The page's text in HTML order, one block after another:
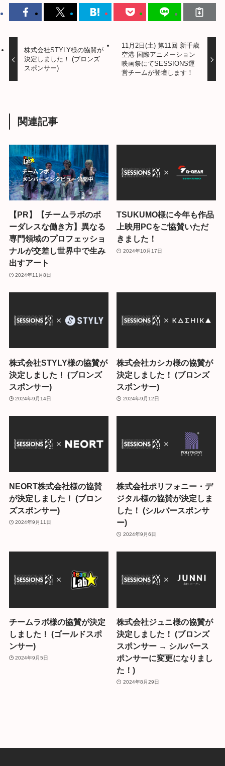
株式会社STYLY様の協賛が
決定しました！ (ブロンズ
スポンサー)
11月2日(土) 第11回 新千歳
空港 国際アニメーション
映画祭にてSESSIONS運
営チームが登壇します！
関連記事
【PR】【チームラボのボ
ーダレスな働き方】異なる
専門領域のプロフェッショ
ナルが交差し世界中で生み
出すアート
2024年11月8日
TSUKUMO様に今年も作品
上映用PCをご協賛いただ
きました！
2024年10月17日
株式会社STYLY様の協賛が
決定しました！ (ブロンズ
スポンサー)
2024年9月14日
株式会社カシカ様の協賛が
決定しました！ (ブロンズ
スポンサー)
2024年9月12日
NEORT株式会社様の協賛
が決定しました！ (ブロン
ズスポンサー)
2024年9月11日
株式会社ポリフォニー・デ
ジタル様の協賛が決定しま
した！ (シルバースポンサ
ー)
2024年9月6日
チームラボ様の協賛が決定
しました！ (ゴールドスポ
ンサー)
2024年9月5日
株式会社ジュニ様の協賛が
決定しました！ (ブロンズ
スポンサー → シルバース
ポンサーに変更になりまし
た！)
2024年8月29日